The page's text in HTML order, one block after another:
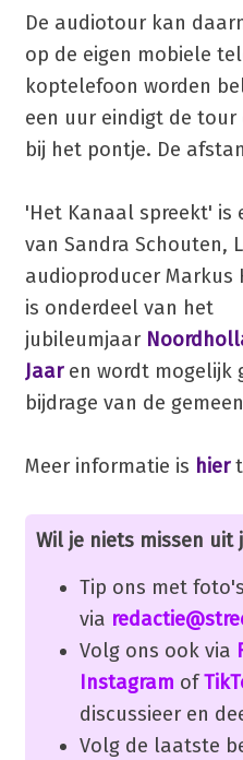
De audiotour kan
op de eigen mobiele
koptelefoon worden
een uur eindigt de
bij het pontje. De
'Het Kanaal spreekt' is
van Sandra Schouten,
audioproducer Markus
is onderdeel van het
jubileumjaar
Jaaren wordt mogelijk
bijdrage van de
Meer informatie is hier
Wil je niets missen uit
Tip ons met
via
Volg ons ook via
Instagram of
discussieer en
Volg de laatste